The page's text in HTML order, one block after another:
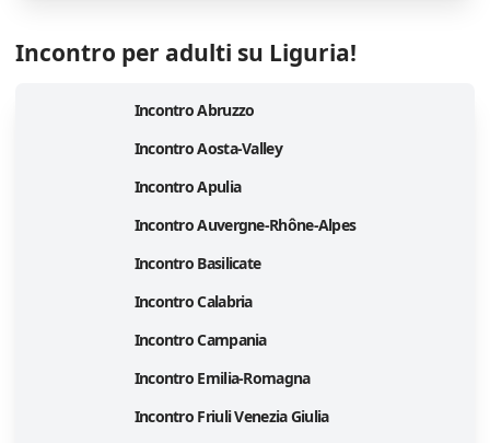
Incontro per adulti su Liguria!
Incontro Abruzzo
Incontro Aosta-Valley
Incontro Apulia
Incontro Auvergne-Rhône-Alpes
Incontro Basilicate
Incontro Calabria
Incontro Campania
Incontro Emilia-Romagna
Incontro Friuli Venezia Giulia